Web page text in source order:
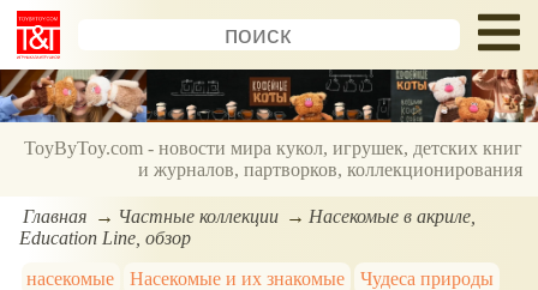
ToyByToy.com - новости мира кукол, игрушек, детских книг
и журналов, партворков, коллекционирования
Главная Частные коллекции
Насекомые в акриле,
Education Line, обзор
насекомые
Насекомые и их знакомые
Чудеса природы